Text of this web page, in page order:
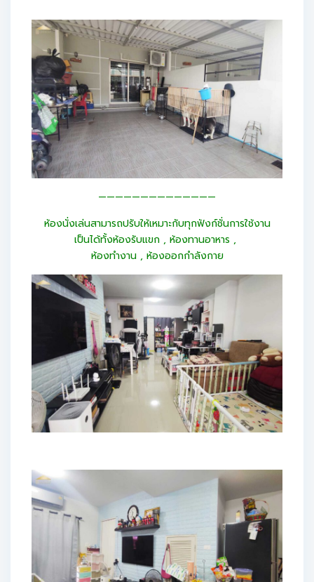
——————————————
ห้องนั่งเล่นสามารถปรับให้เหมาะกับทุกฟังก์ชั่นการใช้งาน
เป็นได้ทั้งห้องรับแขก , ห้องทานอาหาร ,
ห้องทำงาน , ห้องออกกำลังกาย